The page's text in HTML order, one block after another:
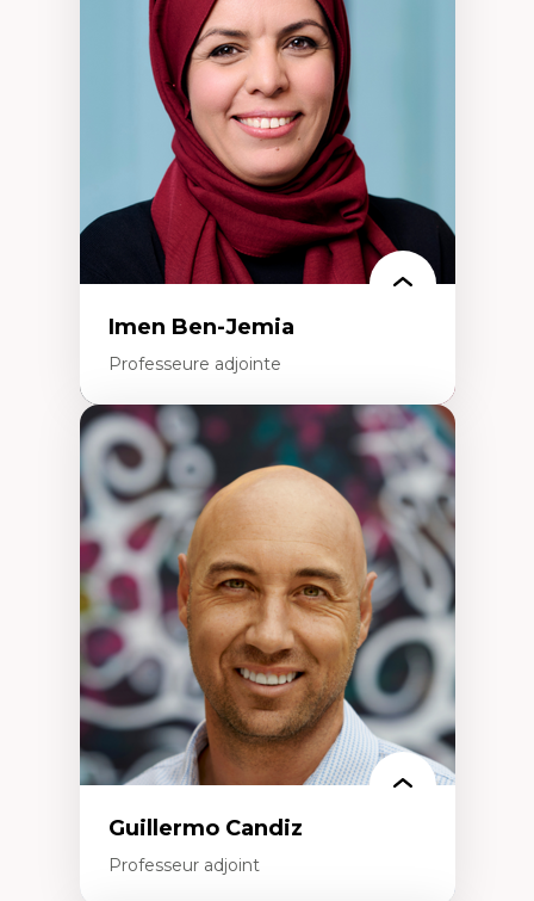
Approches socio-écologiques
Conservation de la biodiversité
Collaboration et méthodes participatives
Études des sciences
Relations humain-environnement
Transdisciplinarité
Imen Ben-Jemia
Professeure adjointe
Expertises
Discours sur la ville et représentations
Mosquées, formes et usages au Canada
Reconnaissance et représentations des
communautés immigrantes dans l'espace
urbain
Design architectural et urbain
Patrimoine et patrimonialisation
Études postcoloniales et décolonisation des
savoirs
Guillermo Candiz
Professeur adjoint